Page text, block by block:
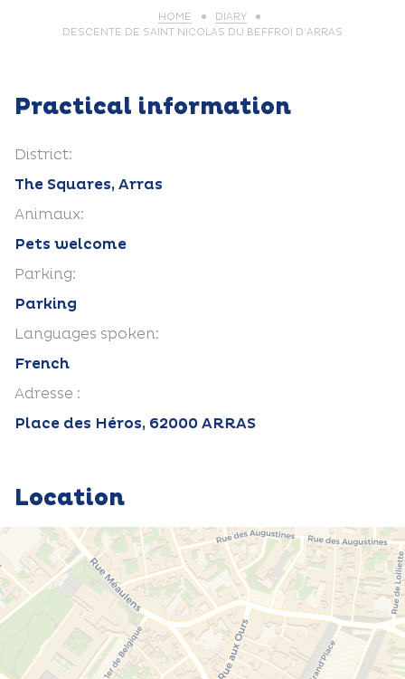
HOME
DIARY
DESCENTE DE SAINT NICOLAS DU BEFFROI D’ARRAS
Practical information
District:
The Squares, Arras
Animaux:
Pets welcome
Parking:
Parking
Languages spoken:
French
Adresse :
Place des Héros, 62000 ARRAS
Location